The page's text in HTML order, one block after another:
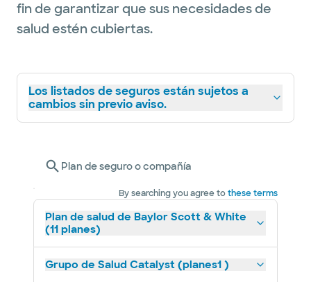
fin de garantizar que sus necesidades de
salud estén cubiertas.
Los listados de seguros están sujetos a
cambios sin previo aviso.
Plan de seguro o compañía
By searching you agree tothese terms
Plan de salud de Baylor Scott & White
(11 planes)
Grupo de Salud Catalyst (planes1 )